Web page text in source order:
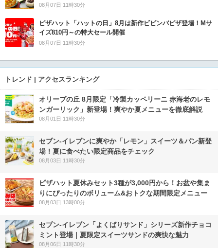
08月07日 11時30分
ピザハット「ハットの日」8月は新作ビビンバピザ登場！Mサ
イズ810円～の特大セール開催
08月07日 11時30分
トレンド | アクセスランキング
オリーブの丘 8月限定「冷製カッペリーニ 赤海老のレモ
ンガーリック」新登場！爽やか夏メニューを徹底解説
08月01日 11時30分
セブン‐イレブンに爽やか「レモン」スイーツ＆パン新登
場！夏に食べたい限定商品をチェック
08月03日 11時30分
ピザハット夏休みセット3種が3,000円から！お盆や集ま
りにぴったりのボリューム&おトクな期間限定メニュー
08月03日 13時00分
セブン‐イレブン「よくばりサンド」シリーズ新作チョコ
ミント登場｜夏限定スイーツサンドの爽快な魅力
08月06日 11時30分